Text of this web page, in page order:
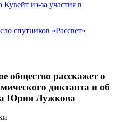
из-за участия в
спутников «Рассвет»
общество расскажет о
диктанта и об
Юрия Лужкова